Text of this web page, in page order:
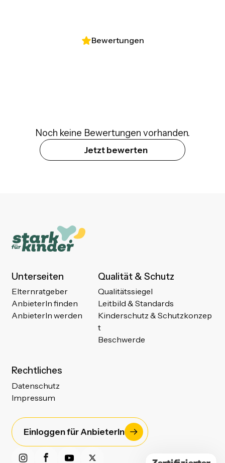
Bewertungen
Noch keine Bewertungen vorhanden.
Jetzt bewerten
Unterseiten
Elternratgeber
AnbieterIn finden
AnbieterIn werden
Qualität & Schutz
Qualitätssiegel
Leitbild & Standards
Kinderschutz & Schutzkonzep
t
Beschwerde
Rechtliches
Datenschutz
Impressum
Einloggen für AnbieterIn